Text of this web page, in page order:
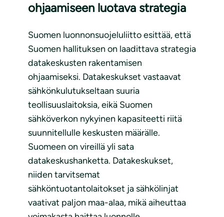
ohjaamiseen luotava strategia
Suomen luonnonsuojeluliitto esittää, että
Suomen hallituksen on laadittava strategia
datakeskusten rakentamisen
ohjaamiseksi. Datakeskukset vastaavat
sähkönkulutukseltaan suuria
teollisuuslaitoksia, eikä Suomen
sähköverkon nykyinen kapasiteetti riitä
suunnitellulle keskusten määrälle.
Suomeen on vireillä yli sata
datakeskushanketta. Datakeskukset,
niiden tarvitsemat
sähköntuotantolaitokset ja sähkölinjat
vaativat paljon maa-alaa, mikä aiheuttaa